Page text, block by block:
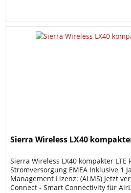
Sierra Wireless LX40
Sierra Wireless LX40 kompakter LTE
Stromversorgung EMEA Inklusive 1
Management Lizenz: (ALMS) Jetzt
Connect - Smart Connectivity für